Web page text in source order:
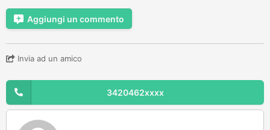
Aggiungi un commento
Invia ad un amico
3420462xxxx